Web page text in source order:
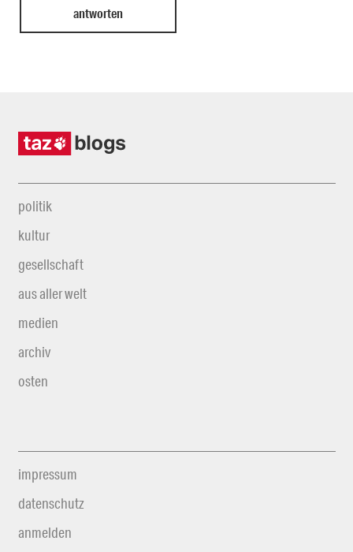
politik
kultur
gesellschaft
aus aller welt
medien
archiv
osten
impressum
datenschutz
anmelden